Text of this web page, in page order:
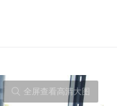
全屏查看高清大图